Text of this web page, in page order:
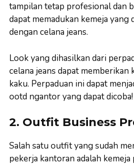
tampilan tetap profesional dan
dapat memadukan kemeja yang
dengan celana jeans.
Look yang dihasilkan dari
celana jeans dapat memberikan
kaku. Perpaduan ini dapat
ootd ngantor yang dapat dicoba!
2. Outfit Business
Salah satu outfit yang sudah
pekerja kantoran adalah